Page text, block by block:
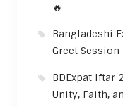
🔥
Bangladeshi
Greet
BDExpat Iftar
Unity, Faith,